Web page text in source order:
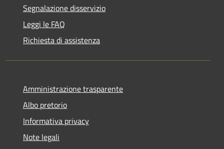
Segnalazione disservizio
Leggi le FAQ
Richiesta di assistenza
Amministrazione trasparente
Albo pretorio
Informativa privacy
Note legali